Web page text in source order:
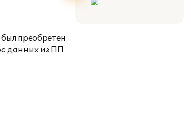
преобретен
данных из ПП